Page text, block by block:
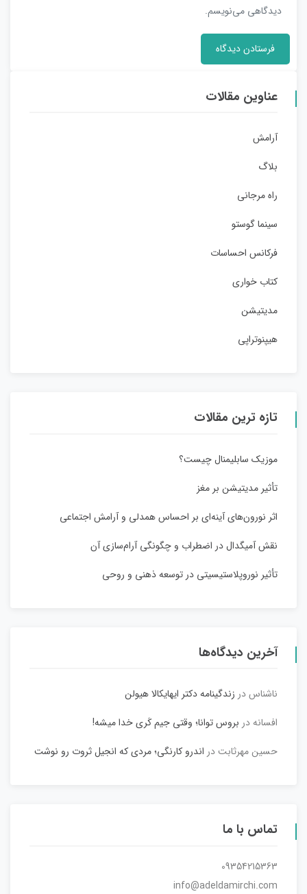
دیدگاهی می‌نویسم.
عناوین مقالات
آرامش
بلاگ
راه مرجانی
سینما گوستو
فرکانس احساسات
کتاب خواری
مدیتیشن
هیپنوتراپی
تازه ترین مقالات
موزیک سابلیمنال چیست؟
تأثیر مدیتیشن بر مغز
اثر نورون‌های آینه‌ای بر احساس همدلی و آرامش اجتماعی
نقش آمیگدال در اضطراب و چگونگی آرام‌سازی آن
تأثیر نوروپلاستیسیتی در توسعه ذهنی و روحی
آخرین دیدگاه‌ها
ناشناسدر زندگینامه دکتر ایهایکالا هیولن
افسانه در بروس توانا؛ وقتی جیم کَری خدا میشه!
حسین مهرثابتدر اندرو کارنگی؛ مردی که انجیل ثروت رو نوشت
تماس با ما
09354215363
info@adeldamirchi.com